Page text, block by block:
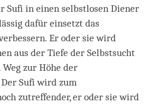
Sufi in einen selbstlosen Diener
dafür einsetzt das
Er oder sie wird
aus der Tiefe der Selbstsucht
zur Höhe der
Sufi wird zum
zutreffender, er oder sie wird